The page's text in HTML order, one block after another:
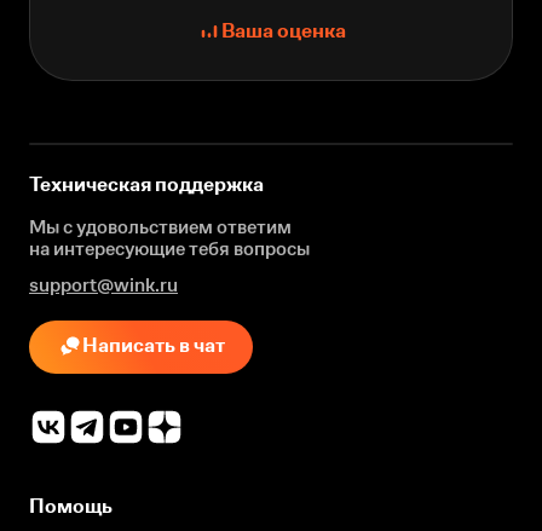
Ваша оценка
Техническая поддержка
Мы с удовольствием ответим
на интересующиетебя вопросы
support@wink.ru
Написать в чат
Помощь